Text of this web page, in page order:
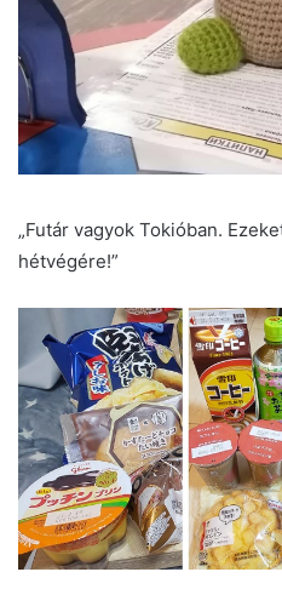
„Futár vagyok Tokióban.
hétvégére!”